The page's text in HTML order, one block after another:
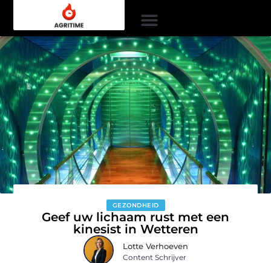
GEZONDHEID
Geef uw lichaam rust met een
kinesist in Wetteren
Lotte Verhoeven
Content Schrijver